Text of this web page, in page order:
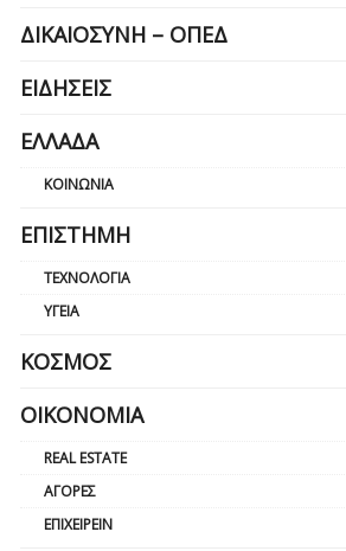
ΔΙΚΑΙΟΣΎΝΗ – ΟΠΕΔ
ΕΙΔΉΣΕΙΣ
ΕΛΛΆΔΑ
ΚΟΙΝΩΝΊΑ
ΕΠΙΣΤΉΜΗ
ΤΕΧΝΟΛΟΓΊΑ
ΥΓΕΊΑ
ΚΌΣΜΟΣ
ΟΙΚΟΝΟΜΊΑ
REAL ESTATE
ΑΓΟΡΈΣ
ΕΠΙΧΕΙΡΕΊΝ